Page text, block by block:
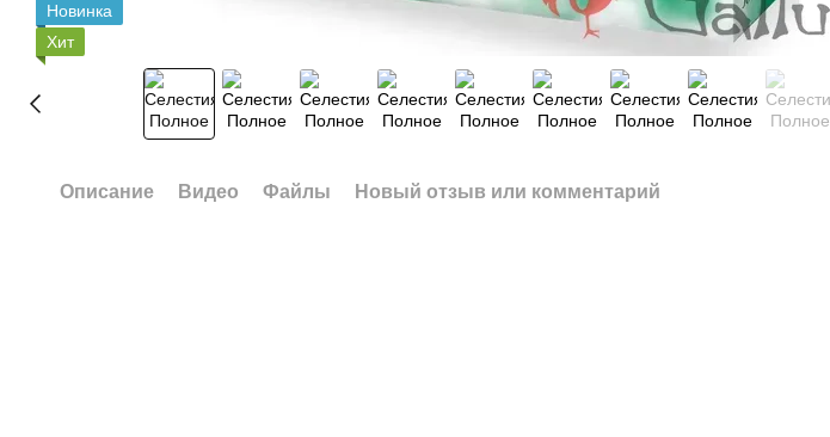
Новинка
Хит
Описание Видео Файлы Новый отзыв или комментарий